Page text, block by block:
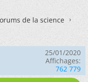
de la science
25/01/2020
Affichages:
762 779